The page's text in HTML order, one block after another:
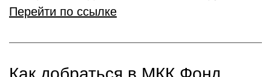
Перейти по ссылке